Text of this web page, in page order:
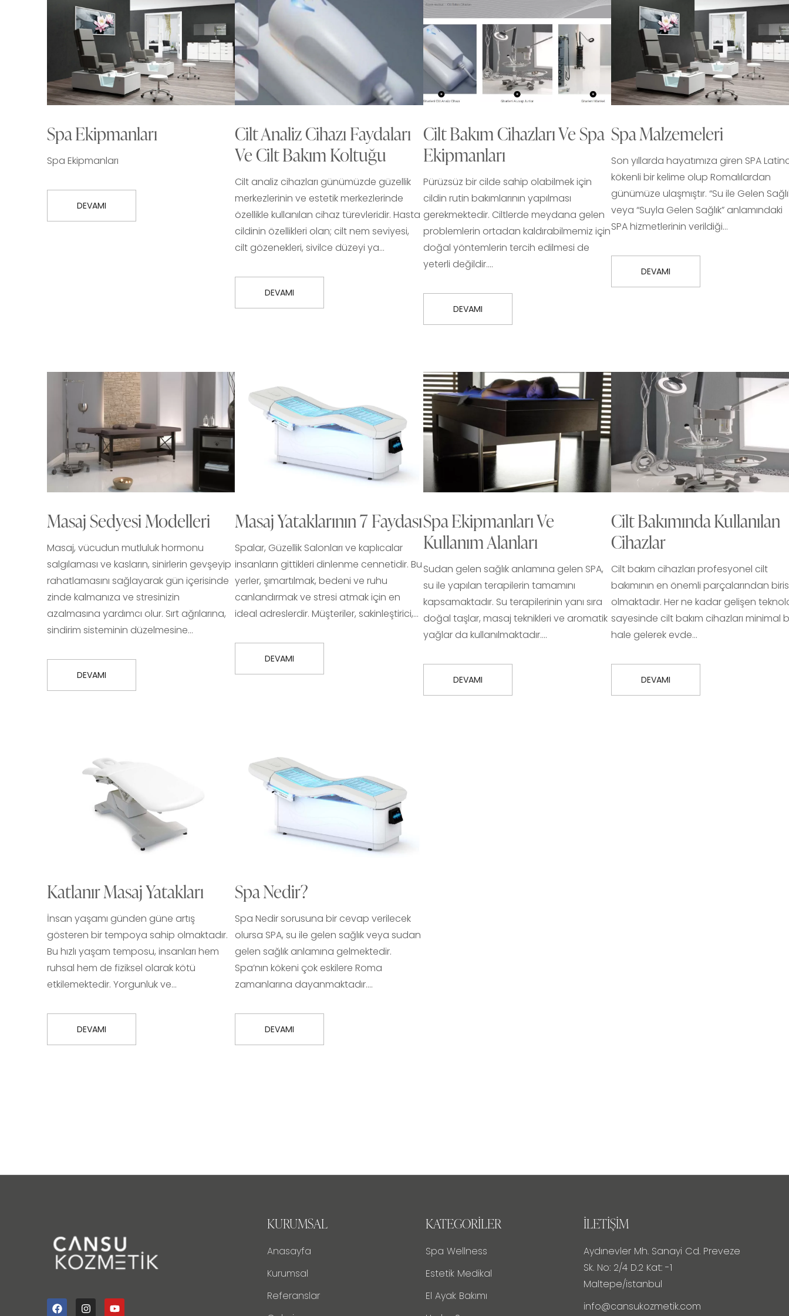
Spa Ekipmanları
Spa Ekipmanları
DEVAMI
Cilt Analiz Cihazı Faydaları
Ve Cilt Bakım Koltuğu
Cilt analiz cihazları günümüzde güzellik
merkezlerinin ve estetik merkezlerinde
özellikle kullanılan cihaz türevleridir. Hasta
cildinin özellikleri olan; cilt nem seviyesi,
cilt gözenekleri, sivilce düzeyi ya…
DEVAMI
Cilt Bakım Cihazları Ve Spa
Ekipmanları
Pürüzsüz bir cilde sahip olabilmek için
cildin rutin bakımlarının yapılması
gerekmektedir. Ciltlerde meydana gelen
problemlerin ortadan kaldırabilmemiz için
doğal yöntemlerin tercih edilmesi de
yeterli değildir.…
DEVAMI
Spa Malzemeleri
Son yıllarda hayatımıza giren SPA
kökenli bir kelime olup Romalılardan
günümüze ulaşmıştır. “Su ile Gelen
veya “Suyla Gelen Sağlık” anlamındaki
SPA hizmetlerinin verildiği…
DEVAMI
Masaj Sedyesi Modelleri
Masaj, vücudun mutluluk hormonu
salgılaması ve kasların, sinirlerin gevşeyip
rahatlamasını sağlayarak gün içerisinde
zinde kalmanıza ve stresinizin
azalmasına yardımcı olur. Sırt ağrılarına,
sindirim sisteminin düzelmesine…
DEVAMI
Masaj Yataklarının 7 Faydası
Spalar, Güzellik Salonları ve kaplıcalar
insanların gittikleri dinlenme cennetidir. Bu
yerler, şımartılmak, bedeni ve ruhu
canlandırmak ve stresi atmak için en
ideal adreslerdir. Müşteriler, sakinleştirici,…
DEVAMI
Spa Ekipmanları Ve
Kullanım Alanları
Sudan gelen sağlık anlamına gelen SPA,
su ile yapılan terapilerin tamamını
kapsamaktadır. Su terapilerinin yanı sıra
doğal taşlar, masaj teknikleri ve aromatik
yağlar da kullanılmaktadır.…
DEVAMI
Cilt Bakımında Kullanılan
Cihazlar
Cilt bakım cihazları profesyonel cilt
bakımının en önemli parçalarından
olmaktadır. Her ne kadar gelişen
sayesinde cilt bakım cihazları minimal
hale gelerek evde…
DEVAMI
Katlanır Masaj Yatakları
İnsan yaşamı günden güne artış
gösteren bir tempoya sahip olmaktadır.
Bu hızlı yaşam temposu, insanları hem
ruhsal hem de fiziksel olarak kötü
etkilemektedir. Yorgunluk ve…
DEVAMI
Spa Nedir?
Spa Nedir sorusuna bir cevap verilecek
olursa SPA, su ile gelen sağlık veya sudan
gelen sağlık anlamına gelmektedir.
Spa’nın kökeni çok eskilere Roma
zamanlarına dayanmaktadır.…
DEVAMI
KURUMSAL
Anasayfa
Kurumsal
Referanslar
KATEGORILER
Spa Wellness
Estetik Medikal
El Ayak Bakımı
İLETIŞIM
Aydınevler Mh. Sanayi Cd. Preveze
Sk. No: 2/4 D.2 Kat: -1
Maltepe/istanbul
info@cansukozmetik.com